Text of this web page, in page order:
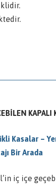
KAPALI
Kasalar –
Bir Arada
iç içe